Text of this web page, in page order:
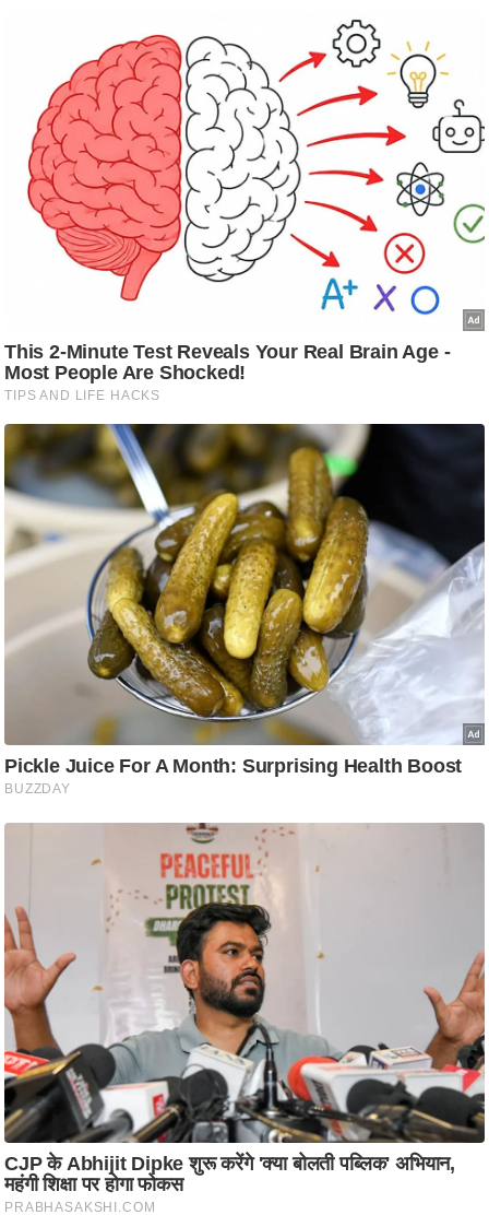
घ
रे
लू
ट
न
स्थ
ल
फि
ट
ने
स
मं
रि
शि
प
वि
श्ले
ष
ण
स
म
सा
म
यि
क